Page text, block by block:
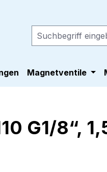
Magnetventile
G1/8“,